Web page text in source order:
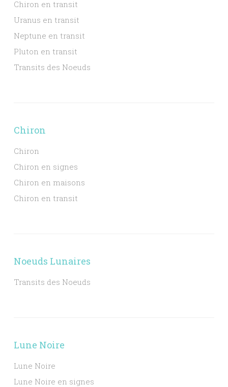
Chiron en transit
Uranus en transit
Neptune en transit
Pluton en transit
Transits des Noeuds
Chiron
Chiron
Chiron en signes
Chiron en maisons
Chiron en transit
Noeuds Lunaires
Transits des Noeuds
Lune Noire
Lune Noire
Lune Noire en signes